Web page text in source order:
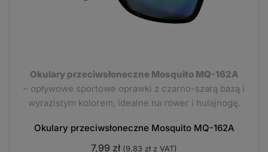
Okulary przeciwsłoneczne Mosquito MQ-162A
– opływowe sportowe oprawki z czarno-szarą bazą i
wyrazistym kolorem, idealne na rower i hulajnogę.
Okulary przeciwsłoneczne Mosquito MQ-162A
7,99 zł (9,83 zł z VAT)